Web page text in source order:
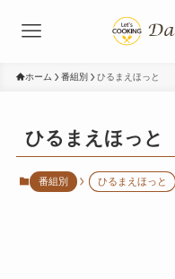
ホーム 番組別 ひるまえほっと
ひるまえほっと
番組別 ひるまえほっと